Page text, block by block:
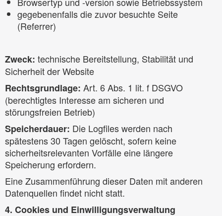
gegebenenfalls die zuvor besuchte Seite
(Referrer)
Zweck: technische Bereitstellung, Stabilität und
Sicherheit der Website
Rechtsgrundlage: Art. 6 Abs. 1 lit. f DSGVO
(berechtigtes Interesse am sicheren und
störungsfreien Betrieb)
Speicherdauer: Die Logfiles werden nach
spätestens 30 Tagen gelöscht, sofern keine
sicherheitsrelevanten Vorfälle eine längere
Speicherung erfordern.
Eine Zusammenführung dieser Daten mit anderen
Datenquellen findet nicht statt.
4. Cookies und Einwilligungsverwaltung